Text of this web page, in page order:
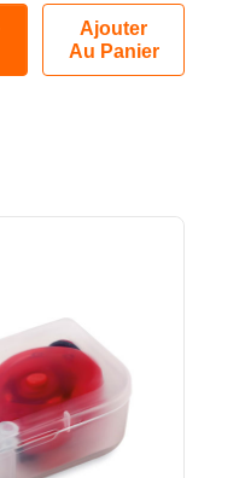
Ajouter
Au Panier